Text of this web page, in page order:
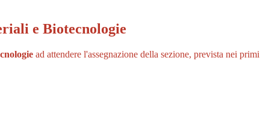
e Biotecnologie
ad attendere l'assegnazione della sezione, prevista nei